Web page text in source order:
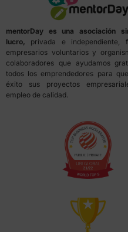
mentorDay es una asociación
lucro, privada e independiente,
empresarios voluntarios y
colaboradores que ayudamos
todos los emprendedores para
éxito sus proyectos
empleo de calidad.